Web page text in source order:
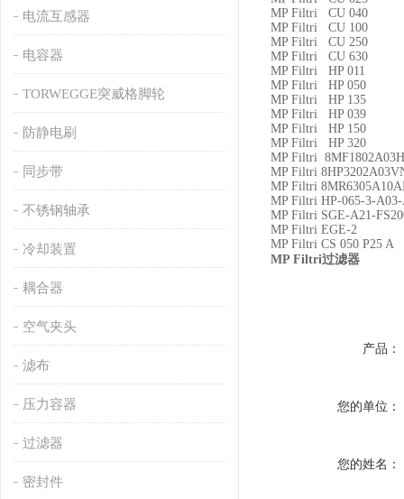
电流互感器
电容器
TORWEGGE突威格脚轮
防静电刷
同步带
不锈钢轴承
冷却装置
耦合器
空气夹头
滤布
压力容器
过滤器
密封件
MP Filtri CU 040
MP Filtri CU 100
MP Filtri CU 250
MP Filtri CU 630
MP Filtri HP 011
MP Filtri HP 050
MP Filtri HP 135
MP Filtri HP 039
MP Filtri HP 150
MP Filtri HP 320
MP Filtri
MP Filtri
MP Filtri
MP Filtri HP-065-3-
MP Filtri SGE-A21-
MP Filtri EGE-2
MP Filtri CS 050 P25 A
MP Filtri过滤器
产品：
您的单位：
您的姓名：